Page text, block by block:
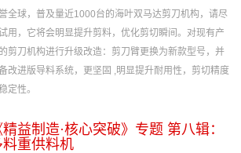
全球，普及量近1000台的海叶双马达剪刀机构，请尽
用，它将会明显提升剪料，优化剪切瞬间。对现有产
剪刀机构进行升级改造：剪刀臂更换为新款型号，并
改进版导料系统，更坚固 ,明显提升耐用性，剪切精度
定性。
精益制造·核心突破》专题 第八辑：
料重供料机